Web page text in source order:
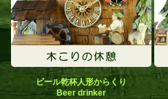
ビール乾杯人形からくり
Beer drinker